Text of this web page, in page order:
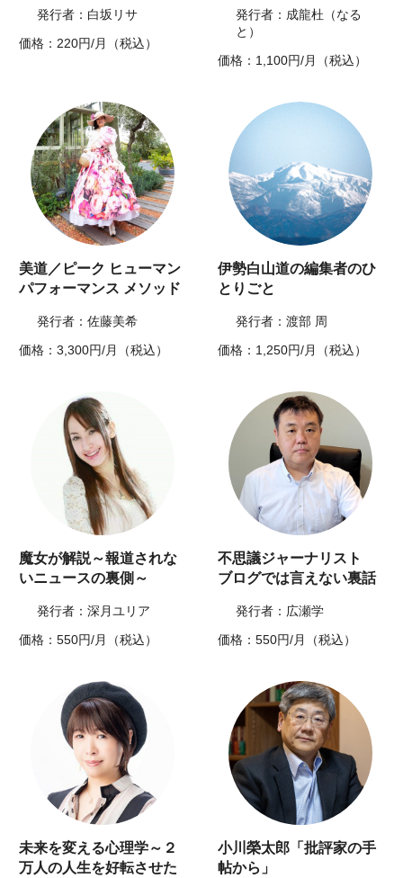
発行者：白坂リサ
価格：220円/月（税込）
発行者：成龍杜（なる
と）
価格：1,100円/月（税込）
美道／ピーク ヒューマン
パフォーマンス メソッド
発行者：佐藤美希
価格：3,300円/月（税込）
伊勢白山道の編集者のひ
とりごと
発行者：渡部 周
価格：1,250円/月（税込）
魔女が解説～報道されな
いニュースの裏側～
発行者：深月ユリア
価格：550円/月（税込）
不思議ジャーナリスト
ブログでは言えない裏話
発行者：広瀬学
価格：550円/月（税込）
未来を変える心理学～２
万人の人生を好転させた
小川榮太郎「批評家の手
帖から」